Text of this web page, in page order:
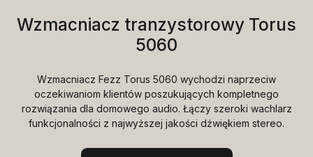
Wzmacniacz tranzystorowy Torus
5060
Wzmacniacz Fezz Torus 5060 wychodzi naprzeciw
oczekiwaniom klientów poszukujących kompletnego
rozwiązania dla domowego audio. Łączy szeroki wachlarz
funkcjonalności z najwyższej jakości dźwiękiem stereo.